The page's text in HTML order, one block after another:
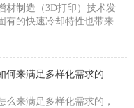
材制造（3D打印）技术发
有的快速冷却特性也带来
平衡组织，消除缺陷、优
技术
何来满足多样化需求的
么来满足多样化需求的，